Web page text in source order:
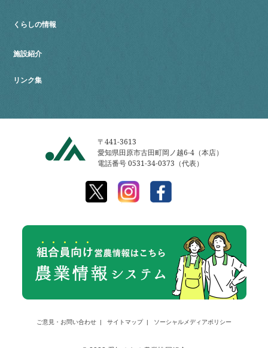
くらしの情報
施設紹介
リンク集
〒441-3613
愛知県田原市古田町岡ノ越6-4（本店）
電話番号 0531-34-0373（代表）
ご意見・お問い合わせ サイトマップ ソーシャルメディアポリシー